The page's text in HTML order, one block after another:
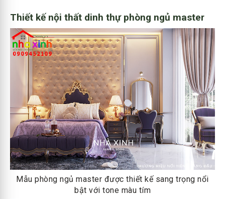
Thiết kế nội thất dinh thự phòng ngủ master
Mẫu phòng ngủ master được thiết kế sang trọng nổi
bật với tone màu tím